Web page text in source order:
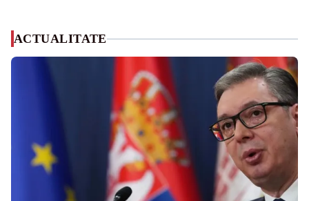
ACTUALITATE